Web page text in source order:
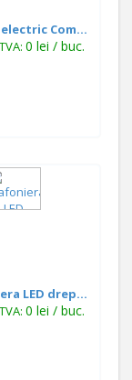
Com...
0 lei / buc.
LED drep...
0 lei / buc.